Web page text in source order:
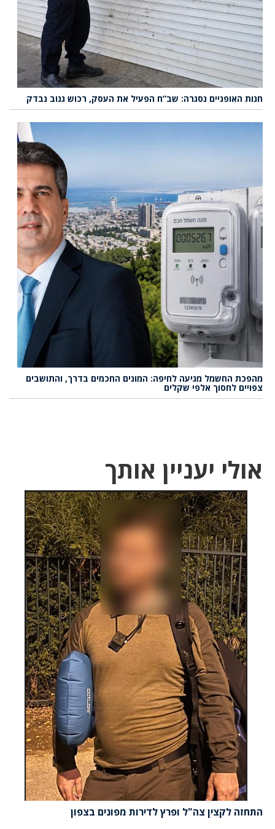
חנות האופניים נסגרה: שב”ח הפעיל את העסק, רכוש גנוב נבדק
מהפכת החשמל מגיעה לחיפה: המונים החכמים בדרך, והתושבים
צפויים לחסוך אלפי שקלים
אולי יעניין אותך
התחזה לקצין צה"ל ופרץ לדירות מפונים בצפון